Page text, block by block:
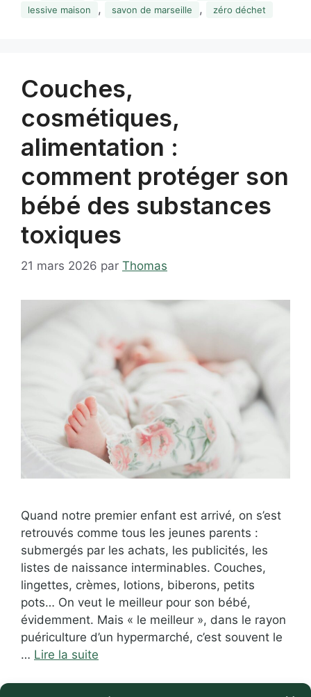
lessive maison , savon de marseille , zéro déchet
Couches,
cosmétiques,
alimentation :
comment protéger son
bébé des substances
toxiques
21 mars 2026 par Thomas
Quand notre premier enfant est arrivé, on s’est
retrouvés comme tous les jeunes parents :
submergés par les achats, les publicités, les
listes de naissance interminables. Couches,
lingettes, crèmes, lotions, biberons, petits
pots… On veut le meilleur pour son bébé,
évidemment. Mais « le meilleur », dans le rayon
puériculture d’un hypermarché, c’est souvent le
… Lire la suite